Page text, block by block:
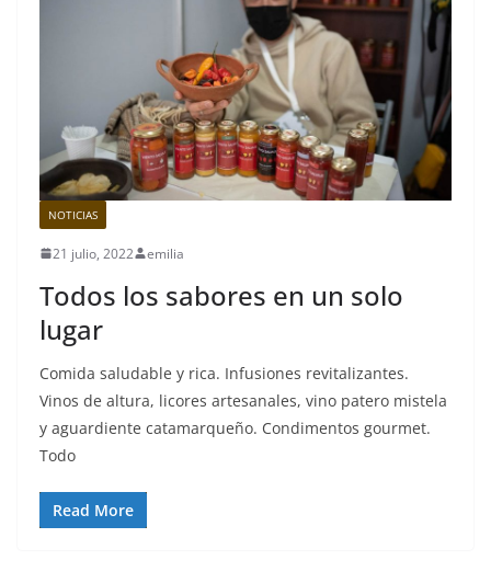
NOTICIAS
21 julio, 2022 emilia
Todos los sabores en un solo
lugar
Comida saludable y rica. Infusiones revitalizantes.
Vinos de altura, licores artesanales, vino patero mistela
y aguardiente catamarqueño. Condimentos gourmet.
Todo
Read More